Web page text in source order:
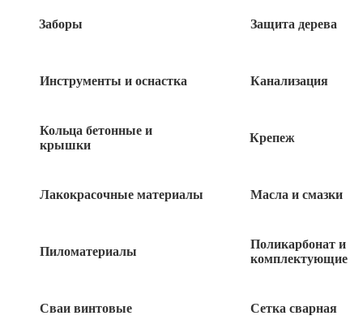
Заборы Защита дерева
Инструменты и оснастка Канализация
Кольца бетонные и
крышки Крепеж
Лакокрасочные материалы Масла и смазки
Пиломатериалы Поликарбонат и
комплектующие
Сваи винтовые Сетка сварная